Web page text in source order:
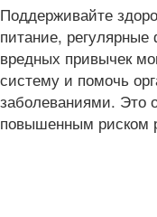
Поддерживайте
питание, регулярные
вредных привычек
систему и помочь
заболеваниями. Это
повышенным риском